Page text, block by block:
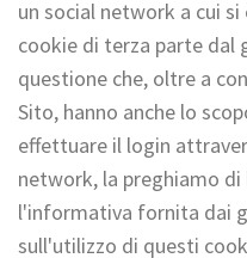
un social network a cui
cookie di terza parte dal
questione che, oltre a
Sito, hanno anche lo
effettuare il login
network, la preghiamo
l'informativa fornita dai
sull'utilizzo di questi